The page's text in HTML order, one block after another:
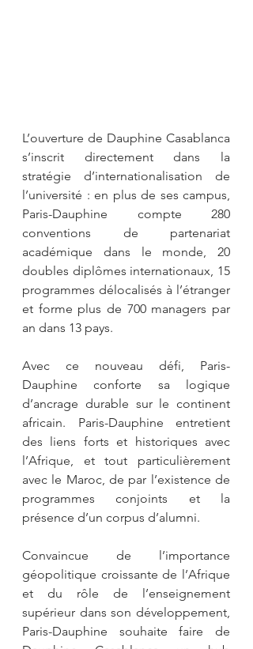
L’ouverture de Dauphine Casablanca
s’inscrit directement dans la
stratégie d’internationalisation de
l’université : en plus de ses campus,
Paris-Dauphine compte 280
conventions de partenariat
académique dans le monde, 20
doubles diplômes internationaux, 15
programmes délocalisés à l’étranger
et forme plus de 700 managers par
an dans 13 pays.
Avec ce nouveau défi, Paris-
Dauphine conforte sa logique
d’ancrage durable sur le continent
africain. Paris-Dauphine entretient
des liens forts et historiques avec
l’Afrique, et tout particulièrement
avec le Maroc, de par l’existence de
programmes conjoints et la
présence d’un corpus d’alumni.
Convaincue de l’importance
géopolitique croissante de l’Afrique
et du rôle de l’enseignement
supérieur dans son développement,
Paris-Dauphine souhaite faire de